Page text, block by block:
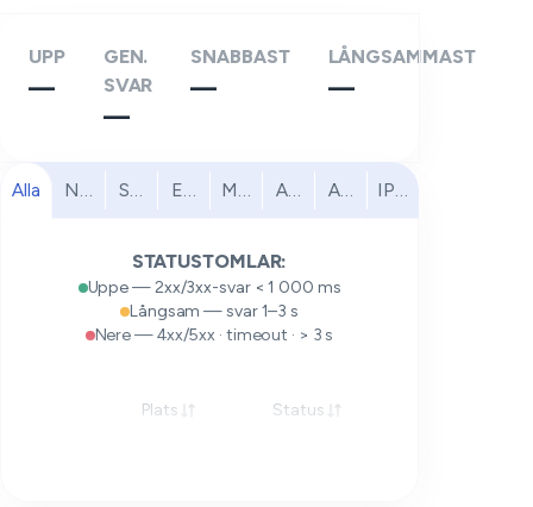
UPP
—
GEN.
SVAR
—
SNABBAST
—
LÅNGSAMMAST
—
Alla NordamerikaSydamerikaEuropaMellanöstern
Afrika Asien och
IPv6
STATUSTOMLAR:
Uppe — 2xx/3xx-svar < 1 000 ms
Långsam — svar 1–3 s
Nere — 4xx/5xx · timeout · > 3 s
Plats Status